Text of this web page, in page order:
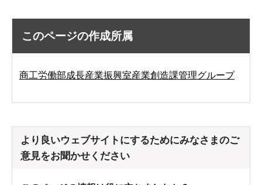
このページの作成所属
商工労働部成長産業振興室産業創造課管理グループ
より良いウェブサイトにするためにみなさまのご
意見をお聞かせください